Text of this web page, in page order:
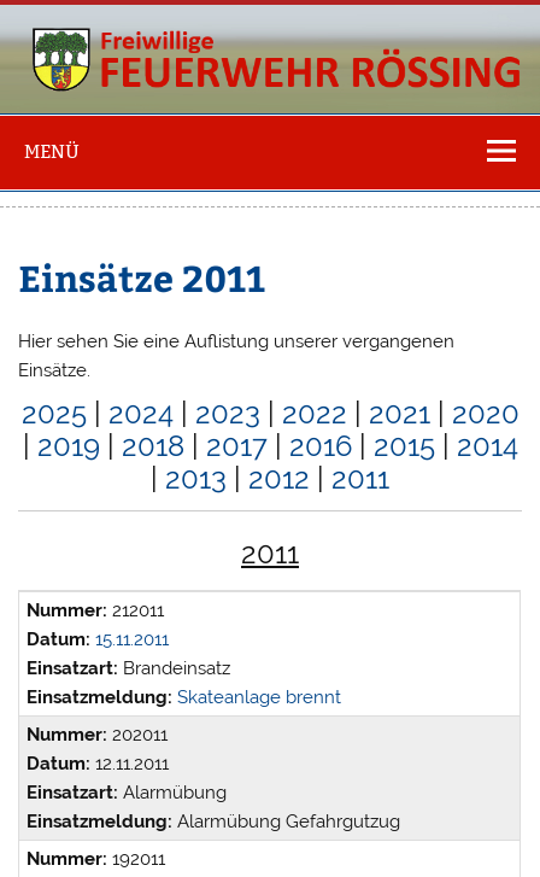
Freiwillige
Feuerwehr
Rössing
MENÜ
Einsätze 2011
Hier sehen Sie eine Auflistung unserer vergangenen
Einsätze.
2025| 2024| 2023 | 2022 | 2021| 2020
| 2019 | 2018 | 2017| 2016| 2015| 2014
| 2013 | 2012 | 2011
2011
Nummer: 212011
Datum: 15.11.2011
Einsatzart: Brandeinsatz
Einsatzmeldung: Skateanlage brennt
Nummer: 202011
Datum: 12.11.2011
Einsatzart: Alarmübung
Einsatzmeldung: Alarmübung Gefahrgutzug
Nummer: 192011